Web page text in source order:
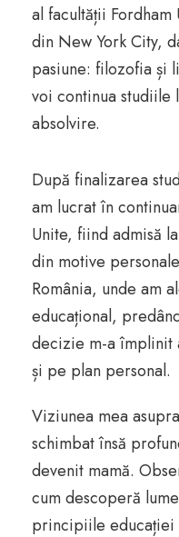
al facultății
din New York City,
pasiune: filozofia și
voi continua studiile
absolvire.
După finalizarea
am lucrat în
Unite, fiind admisă
din motive
România, unde am
educațional,
decizie m-a împlinit
și pe plan personal.
Viziunea mea
schimbat însă
devenit mamă.
cum descoperă
principiile educației